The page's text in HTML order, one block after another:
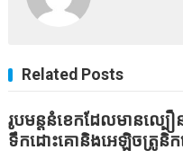
Related Posts
រូបមន្តនំខេកដែលមានល្ប
ទឹកដោះគោនិងអេឡិចត្រូនិ